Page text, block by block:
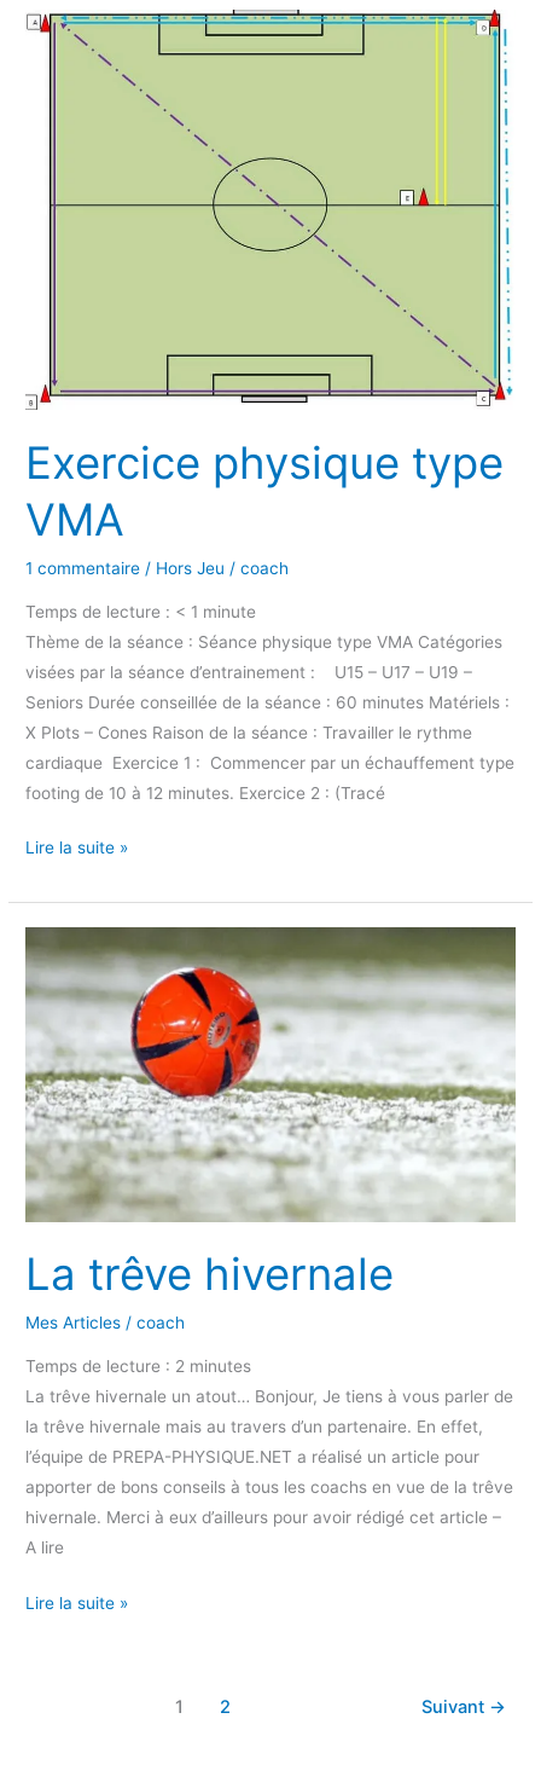
Exercice physique type
VMA
1 commentaire / Hors Jeu /coach
Temps de lecture : < 1 minute
Thème de la séance : Séance physique type VMA Catégories
visées par la séance d’entrainement : U15 – U17 – U19 –
Seniors Durée conseillée de la séance : 60 minutes Matériels :
X Plots – Cones Raison de la séance : Travailler le rythme
cardiaque Exercice 1 : Commencer par un échauffement type
footing de 10 à 12 minutes. Exercice 2 : (Tracé
Exercice
physique
Lire la suite »
La trêve hivernale
Mes Articles /coach
Temps de lecture : 2 minutes
La trêve hivernale un atout… Bonjour, Je tiens à vous parler de
la trêve hivernale mais au travers d’un partenaire. En effet,
l’équipe de PREPA-PHYSIQUE.NET a réalisé un article pour
apporter de bons conseils à tous les coachs en vue de la trêve
hivernale. Merci à eux d’ailleurs pour avoir rédigé cet article –
A lire
trêve
hivernale
Lire la suite »
1 2 Suivant →